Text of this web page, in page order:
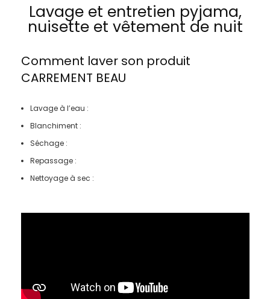
Lavage et entretien pyjama,
nuisette et vêtement de nuit
Comment laver son produit
CARREMENT BEAU
Lavage à l’eau :
Blanchiment :
Séchage :
Repassage :
Nettoyage à sec :